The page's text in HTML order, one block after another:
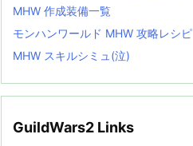
MHW 作成装備一覧
モンハンワールド MHW 攻略レシピ
MHW スキルシミュ(泣)
GuildWars2 Links